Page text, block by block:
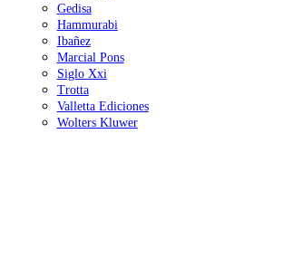
Gedisa
Hammurabi
Ibañez
Marcial Pons
Siglo Xxi
Trotta
Valletta Ediciones
Wolters Kluwer